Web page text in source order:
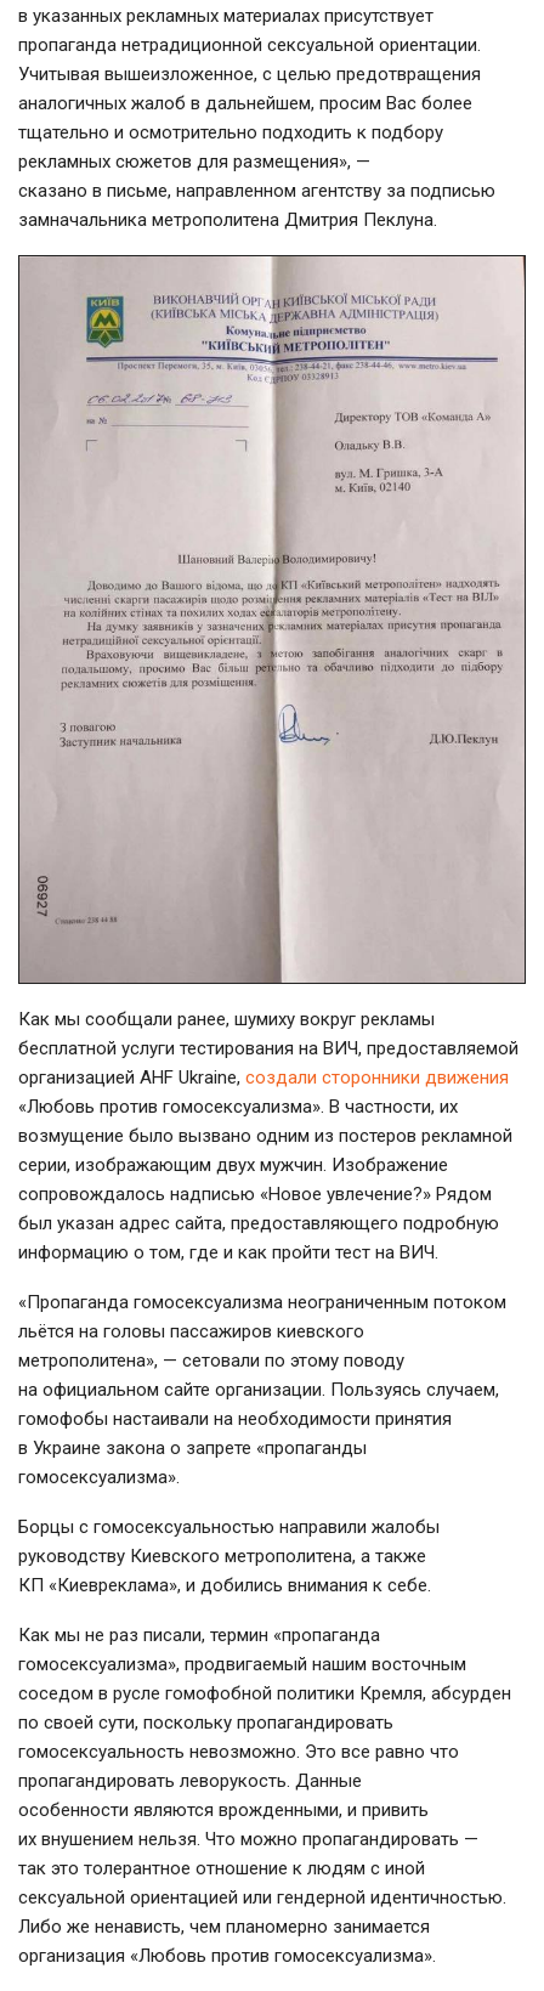
в указанных рекламных материалах присутствует
пропаганда нетрадиционной сексуальной ориентации.
Учитывая вышеизложенное, с целью предотвращения
аналогичных жалоб в дальнейшем, просим Вас более
тщательно и осмотрительно подходить к подбору
рекламных сюжетов для размещения», —
сказано в письме, направленном агентству за подписью
замначальника метрополитена Дмитрия Пеклуна.
Как мы сообщали ранее, шумиху вокруг рекламы
бесплатной услуги тестирования на ВИЧ, предоставляемой
организацией AHF Ukraine, создали сторонники движения
«Любовь против гомосексуализма». В частности, их
возмущение было вызвано одним из постеров рекламной
серии, изображающим двух мужчин. Изображение
сопровождалось надписью «Новое увлечение?» Рядом
был указан адрес сайта, предоставляющего подробную
информацию о том, где и как пройти тест на ВИЧ.
«Пропаганда гомосексуализма неограниченным потоком
льётся на головы пассажиров киевского
метрополитена», — сетовали по этому поводу
на официальном сайте организации. Пользуясь случаем,
гомофобы настаивали на необходимости принятия
в Украине закона о запрете «пропаганды
гомосексуализма».
Борцы с гомосексуальностью направили жалобы
руководству Киевского метрополитена, а также
КП «Киевреклама», и добились внимания к себе.
Как мы не раз писали, термин «пропаганда
гомосексуализма», продвигаемый нашим восточным
соседом в русле гомофобной политики Кремля, абсурден
по своей сути, поскольку пропагандировать
гомосексуальность невозможно. Это все равно что
пропагандировать леворукость. Данные
особенности являются врожденными, и привить
их внушением нельзя. Что можно пропагандировать —
так это толерантное отношение к людям с иной
сексуальной ориентацией или гендерной идентичностью.
Либо же ненависть, чем планомерно занимается
организация «Любовь против гомосексуализма».